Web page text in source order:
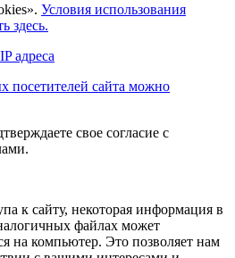
Условия использования
здесь.
IP адреса
посетителей сайта можно
свое согласие с
к сайту, некоторая информация в
файлах может
на компьютер. Это позволяет нам